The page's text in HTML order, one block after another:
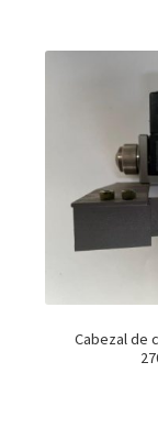
Cabezal de